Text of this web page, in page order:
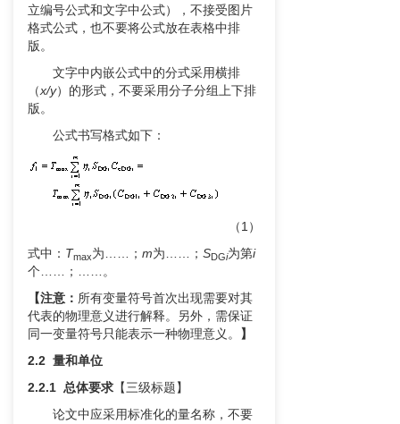
立编号公式和文字中公式），不接受图片
格式公式，也不要将公式放在表格中排
版。
文字中内嵌公式中的分式采用横排
（x/y）的形式，不要采用分子分组上下排
版。
公式书写格式如下：
（1）
式中： Tmax为……； m为……； SDGi为第i
个……；……。
【注意： 所有变量符号首次出现需要对其
代表的物理意义进行解释。另外，需保证
同一变量符号只能表示一种物理意义。
】
2.2 量和单位
2.2.1 总体要求 【三级标题】
论文中应采用标准化的量名称，不要